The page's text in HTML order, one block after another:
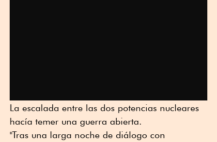
La escalada entre las dos potencias nucleares
hacía temer una guerra abierta.
"Tras una larga noche de diálogo con